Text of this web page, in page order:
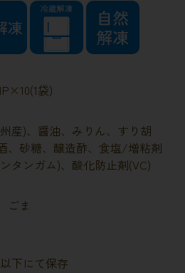
袋)
産)、醤油、みりん、すり胡
、砂糖、醸造酢、食塩/増粘剤
タンガム)、酸化防止剤(VC)
ごま
下にて保存